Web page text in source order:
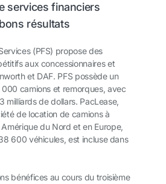
services financiers
résultats
(PFS) propose des
aux concessionnaires et
et DAF. PFS possède un
camions et remorques, avec
milliards de dollars. PacLease,
de location de camions à
du Nord et en Europe,
600 véhicules, est incluse dans
bénéfices au cours du troisième